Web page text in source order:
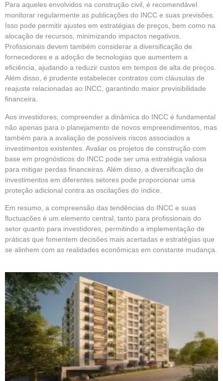
Para aqueles envolvidos na construção civil, é recomendável
monitorar regularmente as publicações do INCC e suas previsões.
Isso pode permitir ajustes em estratégias de preços, bem como na
alocação de recursos, minimizando impactos negativos.
Profissionais devem também considerar a diversificação de
fornecedores e a adoção de tecnologias que aumentem a
eficiência, ajudando a reduzir custos em tempos de alta de preços.
Além disso, é prudente estabelecer contratos com cláusulas de
reajuste relacionadas ao INCC, garantindo maior previsibilidade
financeira.
Aos investidores, compreender a dinâmica do INCC é fundamental
não apenas para o planejamento de novos empreendimentos, mas
também para a avaliação de possíveis riscos associados a
investimentos existentes. Avaliar os projetos de construção com
base em prognósticos do INCC pode ser uma estratégia valiosa
para mitigar perdas financeiras. Além disso, a diversificação de
investimentos em diferentes setores pode proporcionar uma
proteção adicional contra as oscilações do índice.
Em resumo, a compreensão das tendências do INCC e suas
fluctuacões é um elemento central, tanto para profissionais do
setor quanto para investidores, permitindo a implementação de
práticas que fomentem decisões mais acertadas e estratégias que
se alinhem com as realidades econômicas em constante mudança.